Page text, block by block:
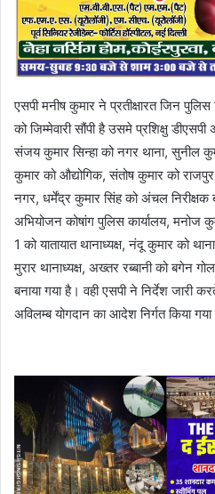
एसपी मनीष कुमार ने प्रतीक्षारत जिन पुलिस
को जिम्मेवारी सौंपी है उसमे प्रशिक्षु डीएसपी
संजय कुमार सिन्हा को नगर थाना, सुनील
कुमार को औद्योगिक, संतोष कुमार को
नगर, धर्मेंद्र कुमार सिंह को अंचल
अभियोजन कोषांग पुलिस कार्यालय, मनोज
1 को यातायात थानाध्यक्ष, नंदू कुमार को
मुरार थानाध्यक्ष, अख्तर रब्बानी को बगेन
बनाया गया है। वही एसपी ने निर्देश जारी
अविलम्ब योगदान का आदेश निर्गत किया गया